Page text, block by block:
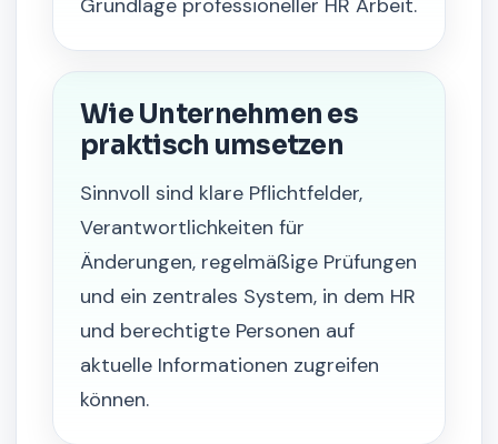
Grundlage professioneller HR Arbeit.
Wie Unternehmen es
praktisch umsetzen
Sinnvoll sind klare Pflichtfelder,
Verantwortlichkeiten für
Änderungen, regelmäßige Prüfungen
und ein zentrales System, in dem HR
und berechtigte Personen auf
aktuelle Informationen zugreifen
können.